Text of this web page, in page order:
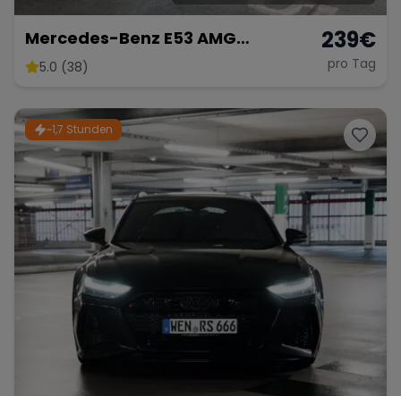
Mercedes-Benz E53 AMG
Performance
5.0 (38)
239€
pro Tag
~1,7 Stunden